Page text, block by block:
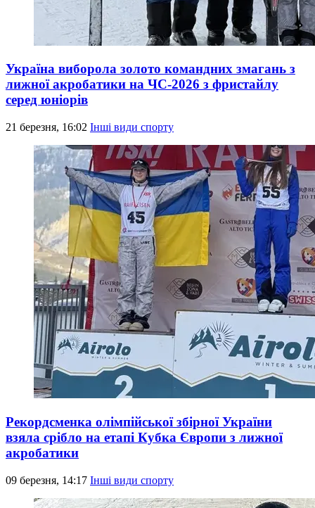
Україна виборола золото командних змагань з
лижної акробатики на ЧС-2026 з фристайлу
серед юніорів
21 березня, 16:02 Інші види спорту
Рекордсменка олімпійської збірної України
взяла срібло на етапі Кубка Європи з лижної
акробатики
09 березня, 14:17 Інші види спорту